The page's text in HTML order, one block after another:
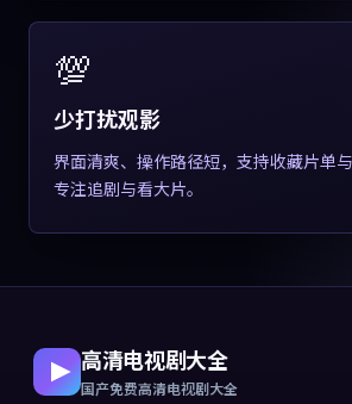
💯
少打扰观影
界面清爽、操作路径短，支持收藏片单
专注追剧与看大片。
高清电视剧大全
国产免费高清电视剧大全